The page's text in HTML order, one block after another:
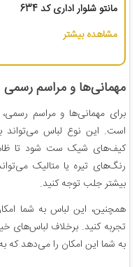
مانتو شلوار اداری کد 634
مشاهده بیشتر
مهمانی‌ها و مراسم رسمی
برای مهمانی‌ها و مراسم رسمی،
است. این نوع لباس می‌تواند
کیف‌های شیک ست شود تا
رنگ‌های تیره یا متالیک
بیشتر جلب توجه کنید.
همچنین، این لباس به شما
تجربه کنید. برخلاف لباس‌های
به شما این امکان را می‌دهد که